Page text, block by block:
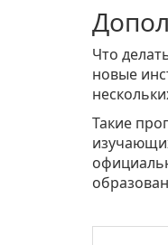
Что
новые
Такие